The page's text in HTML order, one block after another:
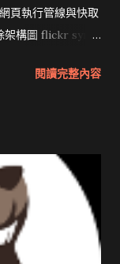
頁執行管線與快取
架構圖 flickr sync
客入侵 大砲開講
閱讀完整內容